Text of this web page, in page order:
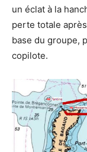
un éclat à la
perte totale
base du groupe,
copilote.